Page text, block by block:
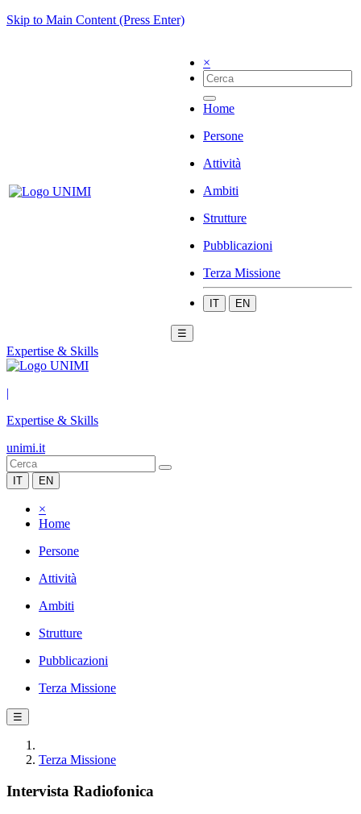
Skip to Main Content (Press Enter)
×
Home
Persone
Attività
Ambiti
Strutture
Pubblicazioni
Terza Missione
IT EN
☰
Expertise & Skills
|
Expertise & Skills
unimi.it
IT EN
×
Home
Persone
Attività
Ambiti
Strutture
Pubblicazioni
Terza Missione
☰
Terza Missione
Intervista Radiofonica